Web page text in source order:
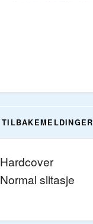
TILBAKEMELDINGER
Hardcover
Normal slitasje